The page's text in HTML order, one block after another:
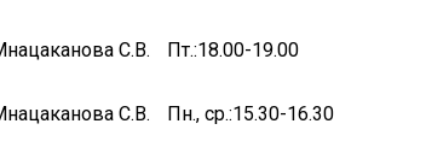
С.В. Пт.:18.00-19.00
С.В. Пн., ср.:15.30-16.30